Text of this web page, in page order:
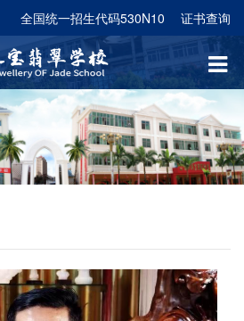
全国统一招生代码530N10 证书查询